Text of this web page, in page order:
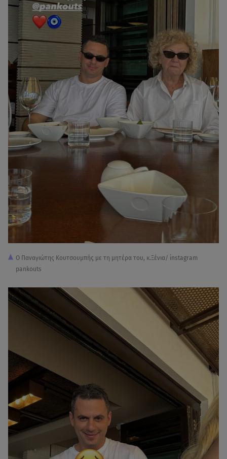
Ο Παναγιώτης Κουτσουμπής με τη μητέρα του, κ.Ξένια/ instagram
pankouts